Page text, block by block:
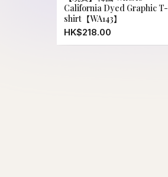
California Dyed Graphic T-
shirt【WA143】
HK$218.00